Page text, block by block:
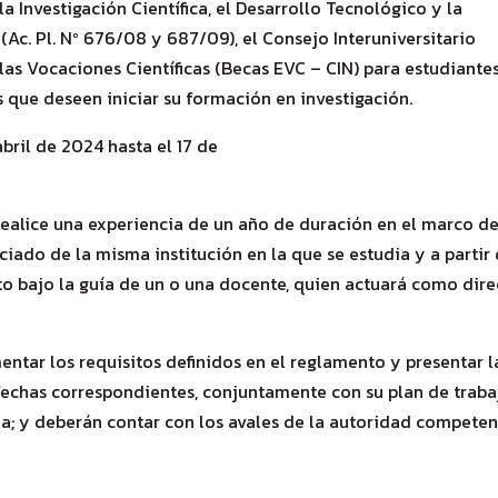
Investigación Científica, el Desarrollo Tecnológico y la
Pl. Nº 676/08 y 687/09), el Consejo Interuniversitario
Vocaciones Científicas (Becas EVC – CIN) para
deseen iniciar su formación en investigación.
de 2024 hasta el 17 de
una experiencia de un año de duración en el marco
de la misma institución en la que se estudia y a partir
bajo la guía de un o una docente, quien actuará como
los requisitos definidos en el reglamento y presentar
correspondientes, conjuntamente con su plan de
y deberán contar con los avales de la autoridad